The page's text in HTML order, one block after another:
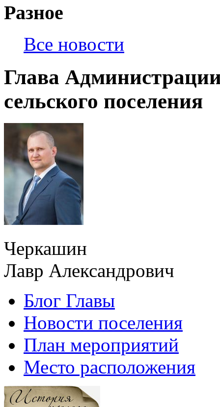
Разное
Все новости
Глава
сельского поселения
Черкашин
Лавр Александрович
Блог Главы
Новости поселения
План мероприятий
Место расположения